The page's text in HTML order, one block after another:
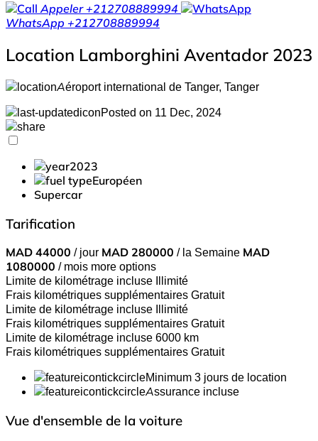
Appeler +212708889994
WhatsApp +212708889994
Location Lamborghini Aventador 2023
Aéroport international de Tanger, Tanger
Posted on 11 Dec, 2024
2023
Européen
Supercar
Tarification
MAD 44000 / jour MAD 280000 / la Semaine MAD
1080000 / mois more options
Limite de kilométrage incluse Illimité
Frais kilométriques supplémentaires Gratuit
Limite de kilométrage incluse Illimité
Frais kilométriques supplémentaires Gratuit
Limite de kilométrage incluse 6000 km
Frais kilométriques supplémentaires Gratuit
Minimum 3 jours de location
Assurance incluse
Vue d'ensemble de la voiture